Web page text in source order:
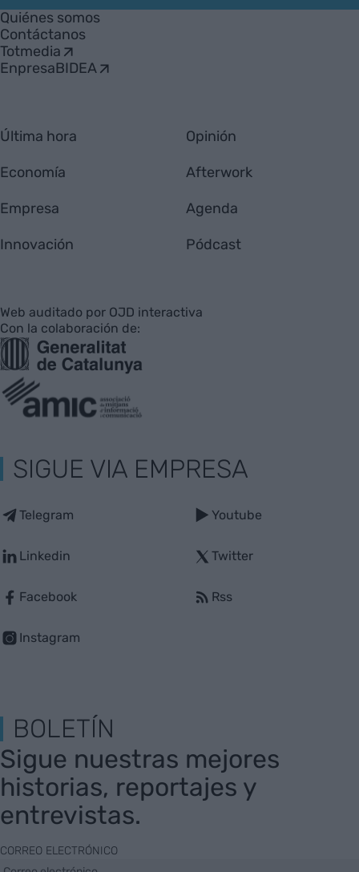
Empresa
Quiénes somos
Contáctanos
Totmedia
EnpresaBIDEA
Última hora
Economía
Empresa
Innovación
Opinión
Afterwork
Agenda
Pódcast
Web auditado por OJD interactiva
Con la colaboración de:
SIGUE VIA EMPRESA
Telegram
Linkedin
Facebook
Instagram
Youtube
Twitter
Rss
BOLETÍN
Sigue nuestras mejores
historias, reportajes y
entrevistas.
CORREO ELECTRÓNICO